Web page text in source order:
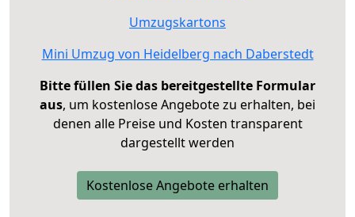
Umzugskartons
Mini Umzug von Heidelberg nach Daberstedt
Bitte füllen Sie das bereitgestellte Formular
aus, um kostenlose Angebote zu erhalten, bei
denen alle Preise und Kosten transparent
dargestellt werden
Kostenlose Angebote erhalten